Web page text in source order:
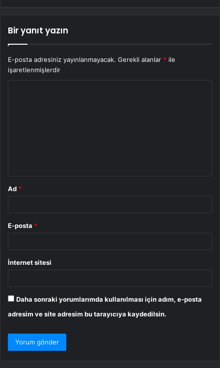
Bir yanıt yazın
E-posta adresiniz yayınlanmayacak. Gerekli alanlar * ile
işaretlenmişlerdir
Ad *
E-posta *
İnternet sitesi
Daha sonraki yorumlarımda kullanılması için adım, e-posta
adresim ve site adresim bu tarayıcıya kaydedilsin.